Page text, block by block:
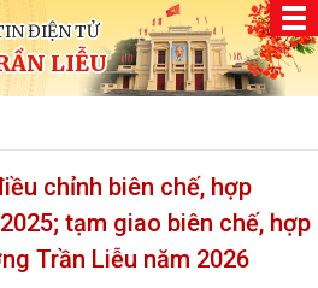
ĐIỆN TỬ
LIỄU
chỉnh biên chế, hợp
tạm giao biên chế, hợp
Trần Liễu năm 2026